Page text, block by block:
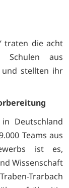
traten die acht
Schulen aus
und stellten ihr
Deutschland
Teams aus
ist es,
Wissenschaft
Trarbach